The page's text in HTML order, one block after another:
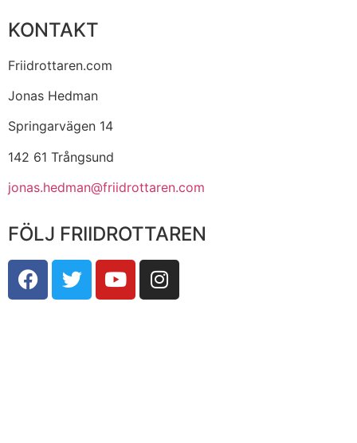
KONTAKT
Friidrottaren.com
Jonas Hedman
Springarvägen 14
142 61 Trångsund
jonas.hedman@friidrottaren.com
FÖLJ FRIIDROTTAREN